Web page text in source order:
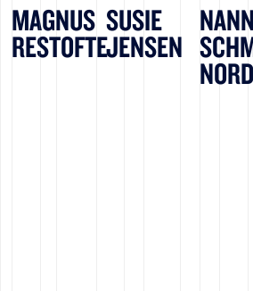
MAGNUS
RESTOFTE
SUSIE
JENSEN